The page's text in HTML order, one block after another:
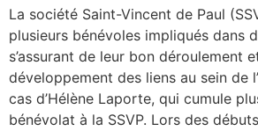
La société Saint-Vincent de Paul
plusieurs bénévoles impliqués dans
s’assurant de leur bon déroulement
développement des liens au sein de
cas d’Hélène Laporte, qui cumule
bénévolat à la SSVP. Lors des